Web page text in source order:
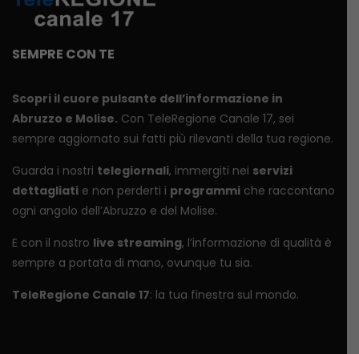
SEMPRE CON TE
Scopri il cuore pulsante dell’informazione in
Abruzzo e Molise. Con TeleRegione Canale 17, sei
sempre aggiornato sui fatti più rilevanti della tua regione.
Guarda i nostri telegiornali, immergiti nei servizi
dettagliati e non perderti i programmi che raccontano
ogni angolo dell’Abruzzo e del Molise.
E con il nostro live streaming, l’informazione di qualità è
sempre a portata di mano, ovunque tu sia.
TeleRegione Canale 17: la tua finestra sul mondo.